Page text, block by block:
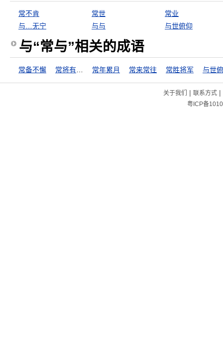
常不肯 常世
常业
与…无宁
与与 与世俯仰
与“常与”相关的成语
常备不懈 常年累月 常来常往 常胜将军 与世
关于我们 | 联系方式|
粤ICP备